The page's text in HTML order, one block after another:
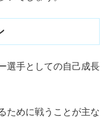
選手としての自己成長
ために戦うことが主な